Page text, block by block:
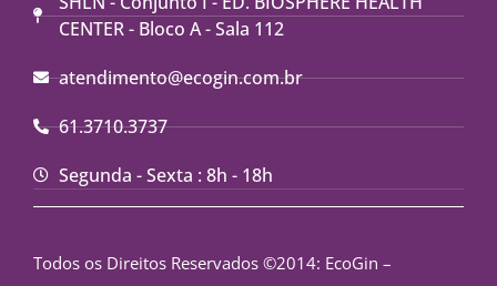
CENTER - Bloco A - Sala 112
atendimento@ecogin.com.br
61.3710.3737
Segunda - Sexta : 8h - 18h
Todos os Direitos Reservados ©2014: EcoGin –